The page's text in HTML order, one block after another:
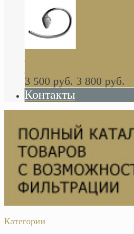
Khala Colombo
НАЛИЧИИ
3 500 руб. 3 800 руб.
Контакты
Категории